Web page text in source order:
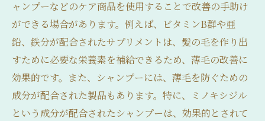
ャンプーなどのケア商品を使用することで改善の手助け
ができる場合があります。例えば、ビタミンB群や亜
鉛、鉄分が配合されたサプリメントは、髪の毛を作り出
すために必要な栄養素を補給できるため、薄毛の改善に
効果的です。また、シャンプーには、薄毛を防ぐための
成分が配合された製品もあります。特に、ミノキシジル
という成分が配合されたシャンプーは、効果的とされて